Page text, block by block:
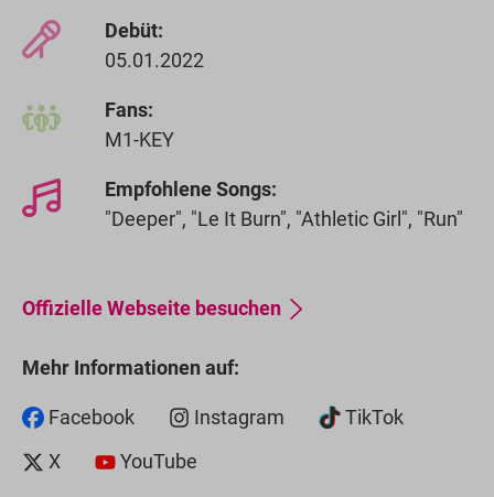
Debüt:
05.01.2022
Fans:
M1-KEY
Empfohlene Songs:
"Deeper", "Le It Burn", "Athletic Girl", "Run"
Offizielle Webseite besuchen
Mehr Informationen auf:
Facebook Instagram
TikTok
X
YouTube